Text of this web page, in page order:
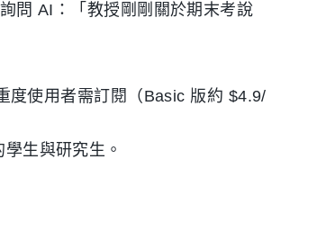
問 AI：「教授剛剛關於期末考說
度使用者需訂閱（Basic 版約 $4.9/
生與研究生。